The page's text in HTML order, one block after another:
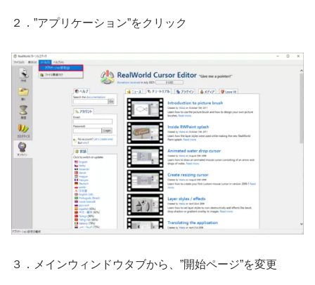
２．”アプリケーション”をクリック
３．メインウィンドウタブから、”開始ページ”を変更